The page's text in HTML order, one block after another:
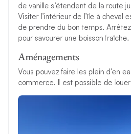
de vanille s’étendent de la route
Visiter l’intérieur de l’île à cheval
de prendre du bon temps.
pour savourer une boisson fraîche.
Aménagements
Vous pouvez faire les plein d’en
commerce. Il est possible de